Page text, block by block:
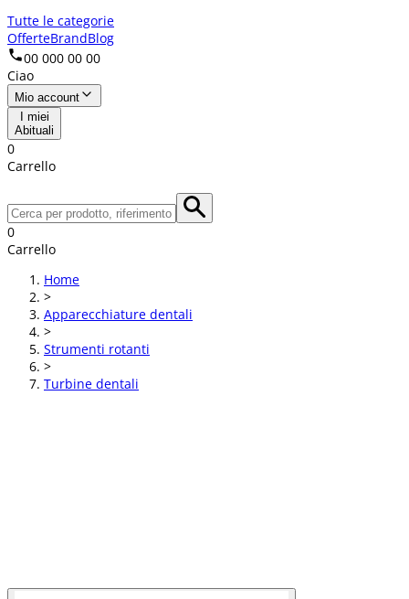
Tutte le categorie
OfferteBrandBlog
00 000 00 00
Ciao
Mio account
I miei
Abituali
0
Carrello
0
Carrello
Home
>
Apparecchiature dentali
>
Strumenti rotanti
>
Turbine dentali